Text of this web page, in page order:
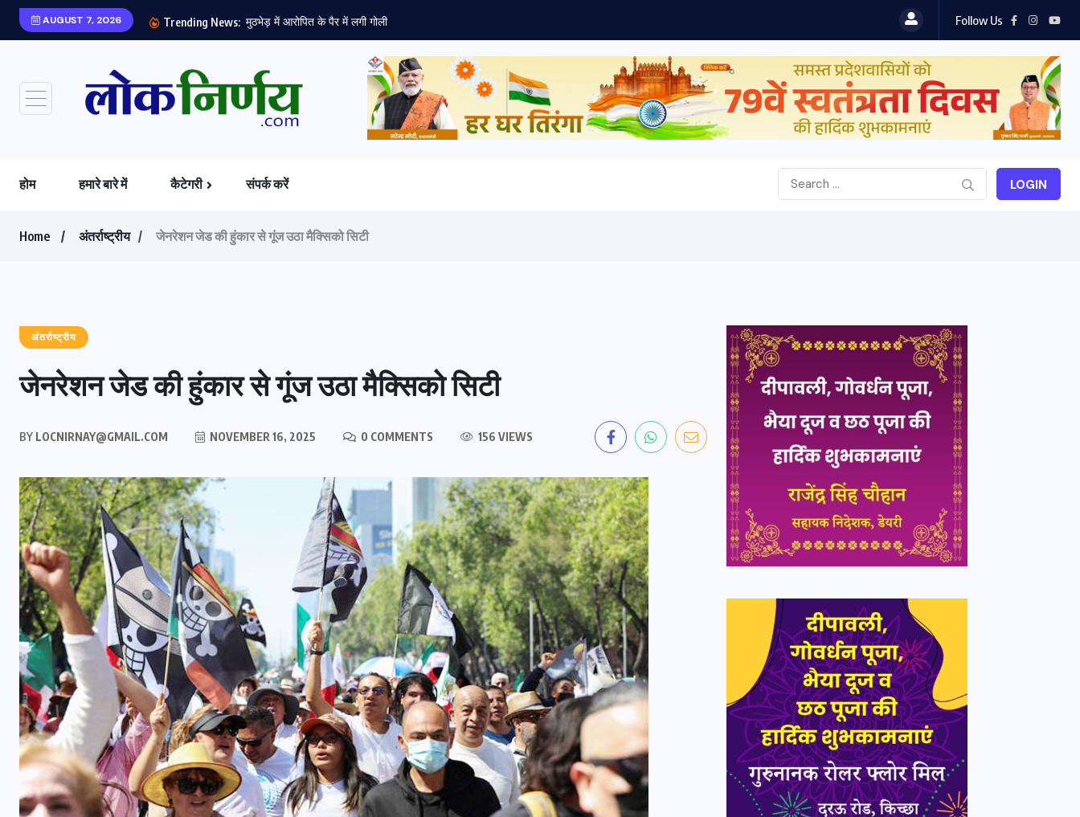
AUGUST 7, 2026 Trending News: Follow Us
होम हमारे बारे में कैटेगरी संपर्क करें LOGIN
Home अंतर्राष्ट्रीय जेनरेशन जेड की हुंकार से गूंज उठा मैक्सिको सिटी
अंतर्राष्ट्रीय
जेनरेशन जेड की हुंकार से गूंज उठा मैक्सिको सिटी
BY LOCNIRNAY@GMAIL.COM NOVEMBER 16, 2025 0 COMMENTS 156 VIEWS